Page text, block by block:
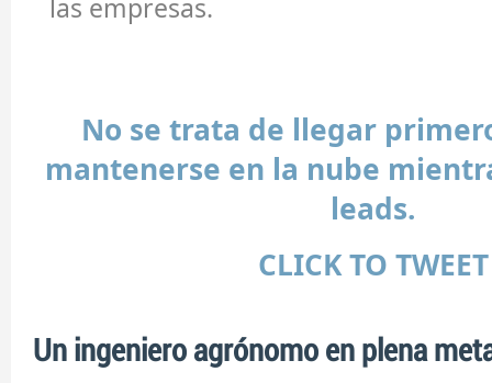
las empresas.
No se trata de llegar
mantenerse en la nube
leads.
CLICK TO TWEET
Un ingeniero agrónomo en plena